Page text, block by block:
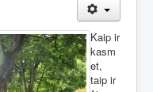
Kaip ir
kasm
et,
taip ir